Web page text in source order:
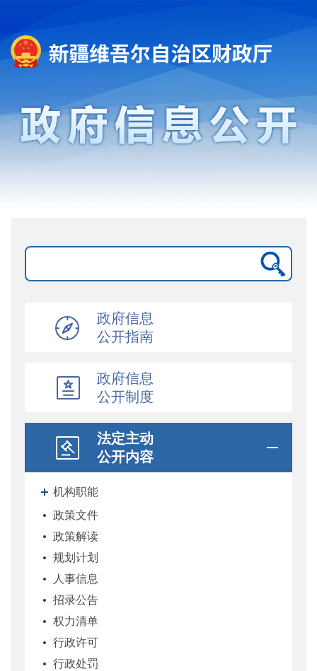
政府信息
公开指南
政府信息
公开制度
法定主动
公开内容
机构职能
政策文件
政策解读
规划计划
人事信息
招录公告
权力清单
行政许可
行政处罚